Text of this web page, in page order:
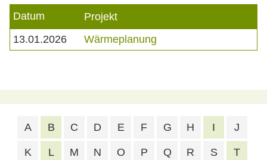
Datum
Projekt
13.01.2026
Wärmeplanung
A B C D E F G H I J
K L M N O P Q R S T